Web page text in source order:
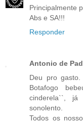
Principalmente
Abs e SA!!!
Responder
Antonio de
Deu pro
Botafogo
cinderela``,
sonolento.
Todos os